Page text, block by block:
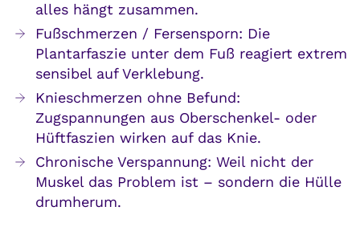
alles hängt zusammen.
Fußschmerzen / Fersensporn: Die
Plantarfaszie unter dem Fuß reagiert extrem
sensibel auf Verklebung.
Knieschmerzen ohne Befund:
Zugspannungen aus Oberschenkel- oder
Hüftfaszien wirken auf das Knie.
Chronische Verspannung: Weil nicht der
Muskel das Problem ist – sondern die Hülle
drumherum.